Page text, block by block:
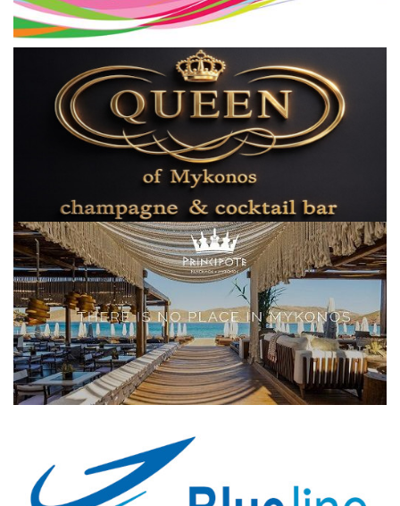
Elections 2023
Γλώσσα
Ελληνικά English